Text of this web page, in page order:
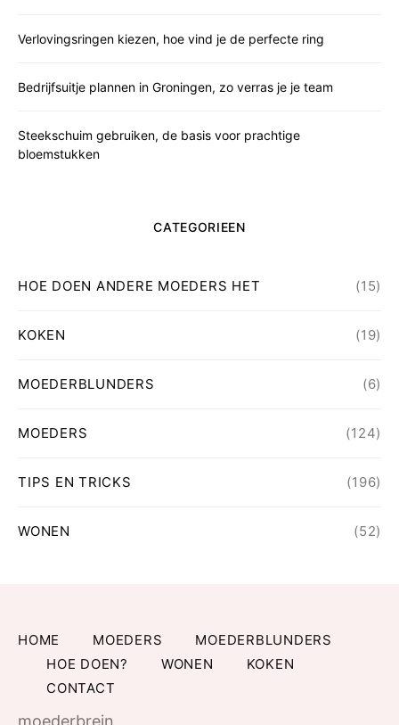
Verlovingsringen kiezen, hoe vind je de perfecte ring
Bedrijfsuitje plannen in Groningen, zo verras je je team
Steekschuim gebruiken, de basis voor prachtige
bloemstukken
CATEGORIEEN
HOE DOEN ANDERE MOEDERS HET (15)
KOKEN (19)
MOEDERBLUNDERS (6)
MOEDERS (124)
TIPS EN TRICKS (196)
WONEN (52)
HOME MOEDERS
MOEDERBLUNDERS
HOE DOEN?
WONEN
KOKEN
CONTACT
moederbrein